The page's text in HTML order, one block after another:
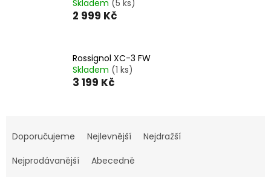
Skladem (5 ks)
2 999 Kč
Rossignol XC-3 FW
Skladem (1 ks)
3 199 Kč
a
e
Doporučujeme Nejlevnější
Nejdražší
Nejprodávanější
Abecedně